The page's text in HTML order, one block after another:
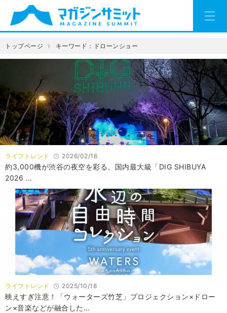
トップページ キーワード：ドローンショー
ライフトレンド 2026/02/16
約3,000機が渋谷の夜空を彩る、国内最大級「DIG SHIBUYA
2026 …
ライフトレンド 2025/10/18
映えすぎ注意！「ウォーターズ竹芝」プロジェクション×ドロー
ン×音楽などが融合した…